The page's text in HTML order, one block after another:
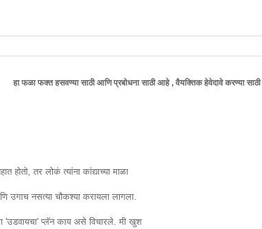
फक्त हसवण्या साठी आणि प्रबोधना साठी आहे , वैयक्तिक हेवेदावे करण्या साठी नाही ,
तर लोकं त्यांना कांद्याच्या माळा
उगाच नसत्या चौकश्या करायला लागला.
'उडवायचा' प्लॅन काय असे विचारले. मी खुश